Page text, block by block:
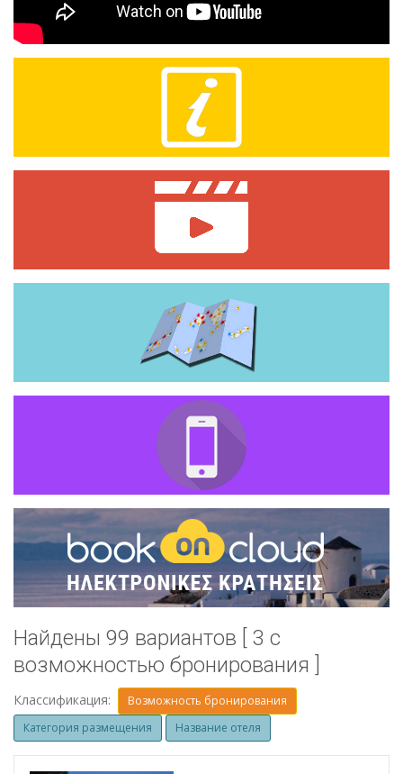
Найдены 99 вариантов [ 3 с
возможностью бронирования ]
Классификация:
Возможность бронирования
Категория размещения
Название отеля